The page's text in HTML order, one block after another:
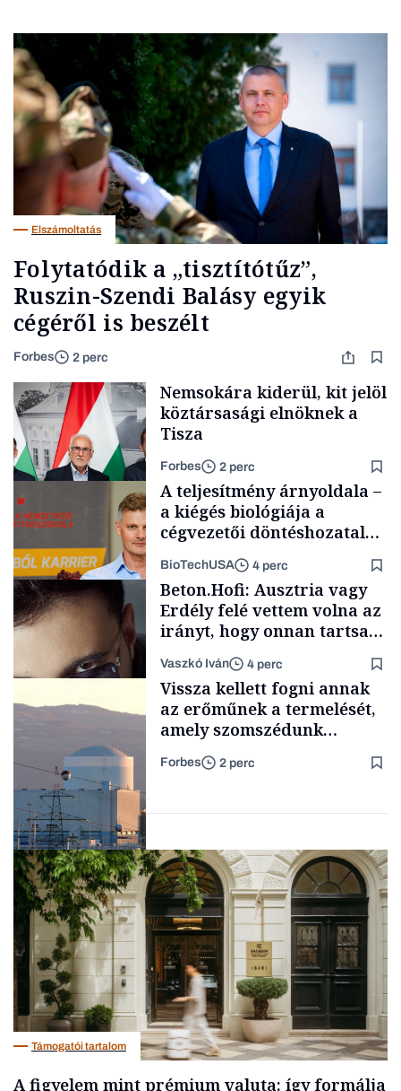
Elszámoltatás
Folytatódik a „tisztítótűz”,
Ruszin-Szendi Balásy egyik
cégéről is beszélt
Forbes 2 perc
Társadalom
Nemsokára kiderül, kit jelöl
köztársasági elnöknek a
Tisza
Forbes 2 perc
Content Lab HUB
A teljesítmény árnyoldala –
a kiégés biológiája a
cégvezetői döntéshozatal
BioTechUSA 4 perc
Forbes-sztori
Beton.Hofi: Ausztria vagy
Erdély felé vettem volna az
irányt, hogy onnan tartsam
lélegeztetőgépen a magyar
zenét
Vaszkó Iván 4 perc
Energia
Vissza kellett fogni annak
az erőműnek a termelését,
amely szomszédunk
áramellátásának 60
százalékát biztosítja
Forbes 2 perc
Támogatói tartalom
A figyelem mint prémium valuta: így formálja